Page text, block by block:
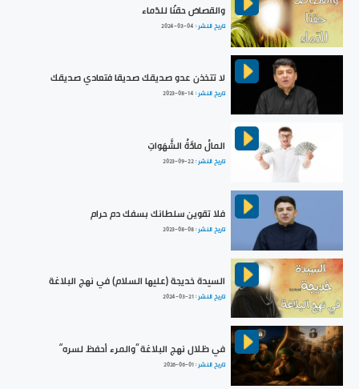
والقصاصَ حقنًا للدّماء
تاريخ النشر : 2024-03-04
لا تتخذن عدو صديقك صديقا فتعادي صديقك
تاريخ النشر : 2023-08-14
المالُ مادَّةُ الشَّهَواتِ
تاريخ النشر :2023-09-22
فلا تقوين سلطانك بسفك دم حرام
تاريخ النشر :2023-08-08
السيدة خديجة (عليها السلام) في نهج البلاغة
تاريخ النشر :2024-03-21
في ظلال نهج البلاغة ”والمرء أحفظ لسره“
تاريخ النشر :2026-06-01